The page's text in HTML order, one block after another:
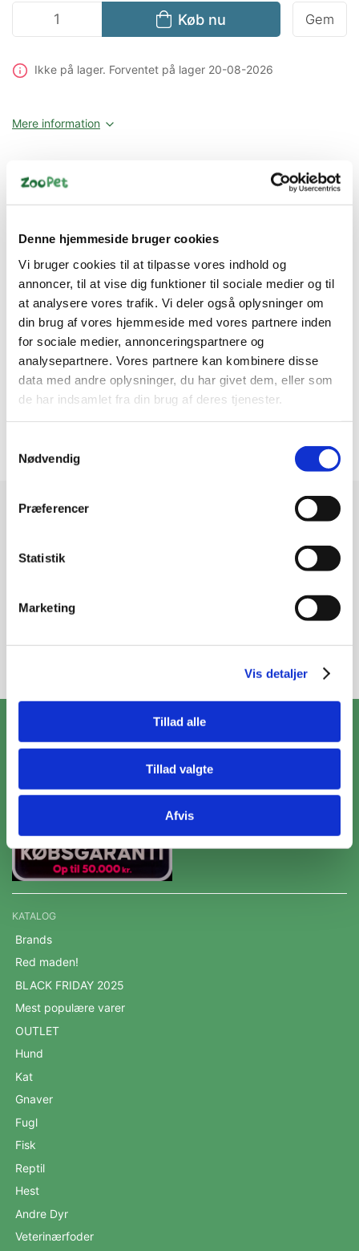
Denne hjemmeside bruger cookies
Vi bruger cookies til at tilpasse vores indhold og
annoncer, til at vise dig funktioner til sociale medier og til
at analysere vores trafik. Vi deler også oplysninger om
din brug af vores hjemmeside med vores partnere inden
for sociale medier, annonceringspartnere og
analysepartnere. Vores partnere kan kombinere disse
data med andre oplysninger, du har givet dem, eller som
de har indsamlet fra din brug af deres tjenester.
Nødvendig
Præferencer
Statistik
Marketing
Vis detaljer
Tillad alle
Tillad valgte
Afvis
Køb nu Gem
Ikke på lager. Forventet på lager 20-08-2026
Mere information
Information
Et skridt foran for deres bedste liv.
Hill's PRESCRIPTION DIET c/d Multicare Urinary Stress +
Metabolic tørfoder med kylling til katte er videnskabeligt
sammensat af Hill's ernæringseksperter og dyrlæger for at
Modtag vores nyhedsbrev
Tilmeld
Skramsvej 10, 4622 Havdrup
Kontakt@zoopet.dk
KATALOG
Brands
Red maden!
BLACK FRIDAY 2025
Mest populære varer
OUTLET
Hund
Kat
Gnaver
Fugl
Fisk
Reptil
Hest
Andre Dyr
Veterinærfoder